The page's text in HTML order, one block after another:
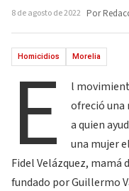
8 de agosto de 2022 Por
Homicidios Morelia
E
l
ofreció una
a quien
una mujer
Fidel Velázquez, mamá
fundado por Guillermo